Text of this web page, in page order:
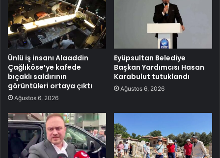
Ünlü iş insanı Alaaddin
Çağlıköse’ye kafede
bıçaklı saldırının
görüntüleri ortaya çıktı
Ağustos 6, 2026
Eyüpsultan Belediye
Başkan Yardımcısı Hasan
Karabulut tutuklandı
Ağustos 6, 2026